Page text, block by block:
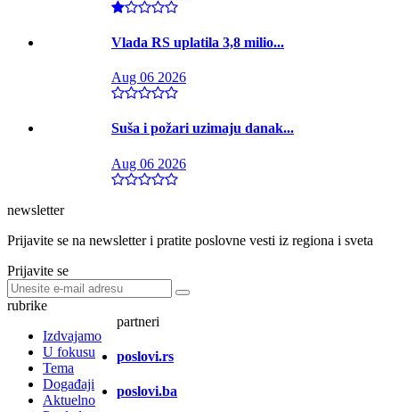
Vlada RS uplatila 3,8 milio...
Aug 06 2026
Suša i požari uzimaju danak...
Aug 06 2026
newsletter
Prijavite se na newsletter i pratite poslovne vesti iz regiona i sveta
Prijavite se
rubrike
Izdvajamo
U fokusu
Tema
Događaji
Aktuelno
partneri
poslovi.rs
poslovi.ba